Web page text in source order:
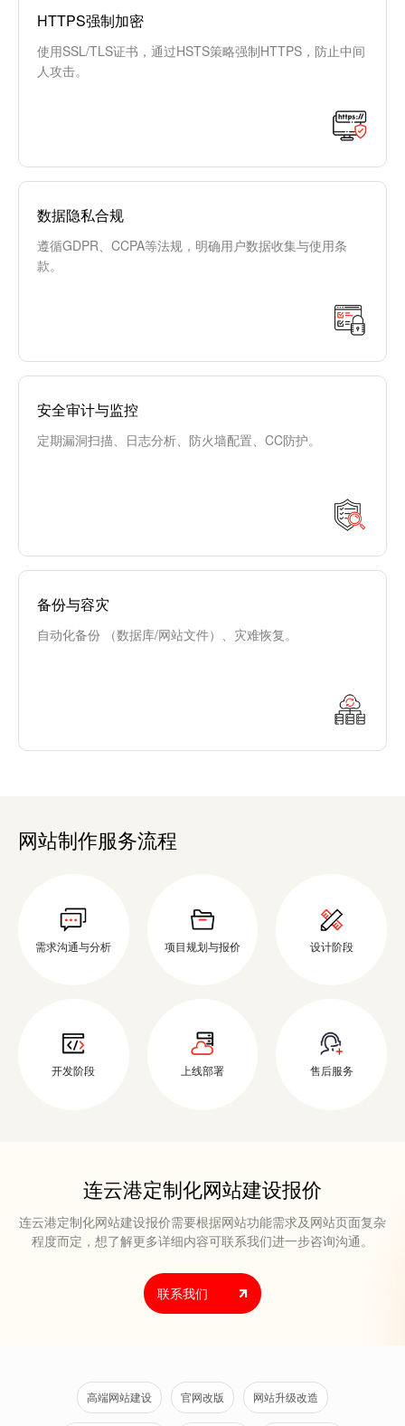
HTTPS强制加密
使用SSL/TLS证书，通过HSTS策略强制HTTPS，防止中间
人攻击。
数据隐私合规
遵循GDPR、CCPA等法规，明确用户数据收集与使用条
款。
安全审计与监控
定期漏洞扫描、日志分析、防火墙配置、CC防护。
备份与容灾
自动化备份 （数据库/网站文件）、灾难恢复。
网站制作服务流程
需求沟通与分析 项目规划与报价 设计阶段
开发阶段 上线部署 售后服务
连云港定制化网站建设报价
连云港定制化网站建设报价需要根据网站功能需求及网站页面复杂
程度而定，想了解更多详细内容可联系我们进一步咨询沟通。
联系我们
高端网站建设 官网改版 网站升级改造